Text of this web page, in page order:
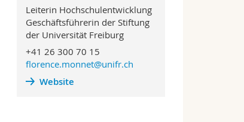
Leiterin Hochschulentwicklung
Geschäftsführerin der Stiftung
der Universität Freiburg
+41 26 300 70 15
florence.monnet@unifr.ch
Website